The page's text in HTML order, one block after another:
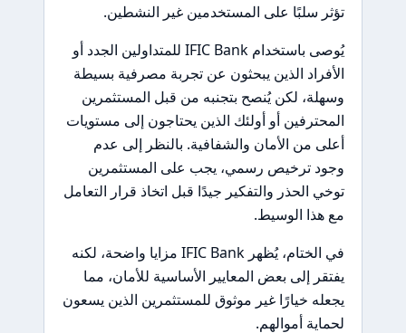
تؤثر سلبًا على المستخدمين غير النشطين.
يُوصى باستخدام IFIC Bank للمتداولين الجدد أو
الأفراد الذين يبحثون عن تجربة مصرفية بسيطة
وسهلة، لكن يُنصح بتجنبه من قبل المستثمرين
المحترفين أو أولئك الذين يحتاجون إلى مستويات
أعلى من الأمان والشفافية. بالنظر إلى عدم
وجود ترخيص رسمي، يجب على المستثمرين
توخي الحذر والتفكير جيدًا قبل اتخاذ قرار التعامل
مع هذا الوسيط.
في الختام، يُظهر IFIC Bank مزايا واضحة، لكنه
يفتقر إلى بعض المعايير الأساسية للأمان، مما
يجعله خيارًا غير موثوق للمستثمرين الذين يسعون
لحماية أموالهم.